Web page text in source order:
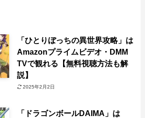
「ひとりぼっちの異世界攻略」は
Amazonプライムビデオ・DMM
TVで観れる【無料視聴方法も解
説】
2025年2月2日
「ドラゴンボールDAIMA」は